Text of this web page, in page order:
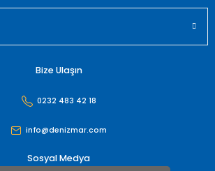
Bize Ulaşın
0232 483 42 18
info@denizmar.com
Sosyal Medya